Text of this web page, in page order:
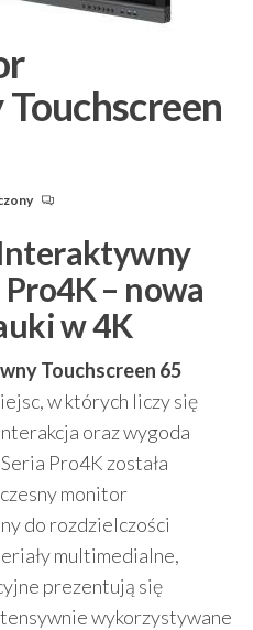
– nowa
w 4K
Touchscreen 65
w których liczy się
oraz wygoda
Pro4K została
monitor
do rozdzielczości
multimedialne,
prezentują się
wykorzystywane